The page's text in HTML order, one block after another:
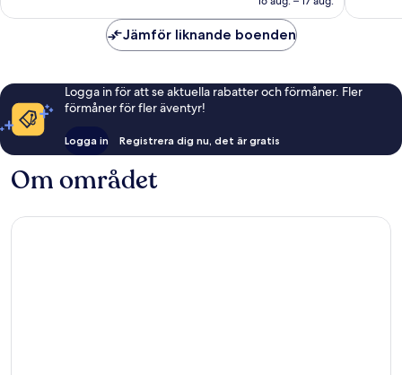
Jämför liknande boenden
Logga in för att se aktuella rabatter och förmåner. Fler
förmåner för fler äventyr!
Logga in Registrera dig nu, det är gratis
Om området